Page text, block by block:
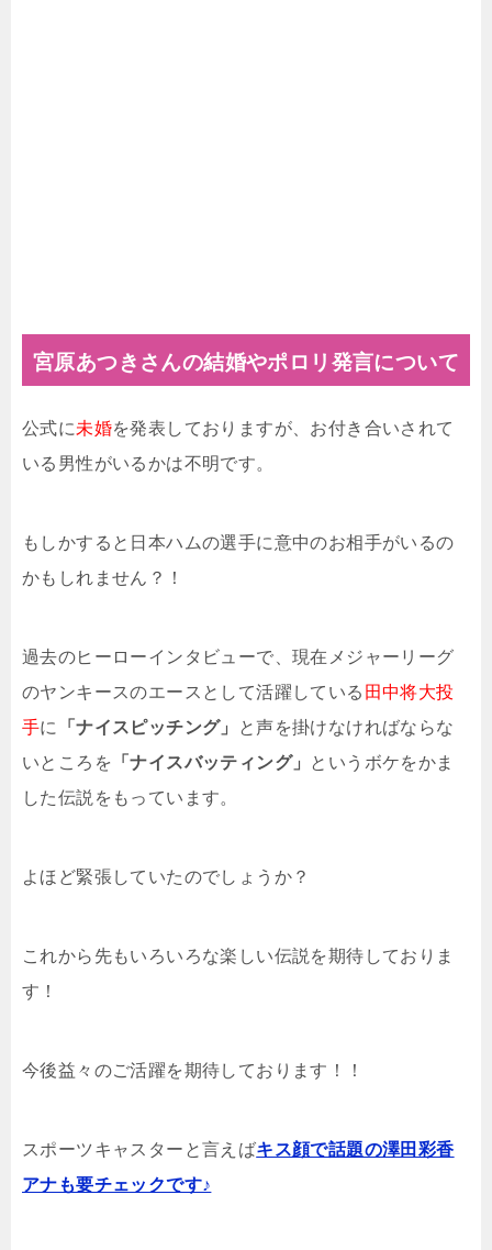
宮原あつきさんの結婚やポロリ発言について
公式に未婚を発表しておりますが、お付き合いされて
いる男性がいるかは不明です。
もしかすると日本ハムの選手に意中のお相手がいるの
かもしれません？！
過去のヒーローインタビューで、現在メジャーリーグ
のヤンキースのエースとして活躍している 田中将大投
手に 「ナイスピッチング」
と声を掛けなければならな
いところを 「ナイスバッティング」 というボケをかま
した伝説をもっています。
よほど緊張していたのでしょうか？
これから先もいろいろな楽しい伝説を期待しておりま
す！
今後益々のご活躍を期待しております！！
スポーツキャスターと言えばキス顔で話題の澤田彩香
アナも要チェックです♪